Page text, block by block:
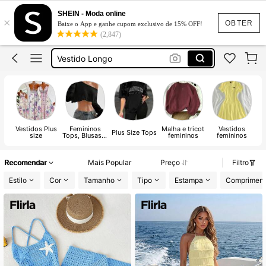
OBTER
×
SHEIN - Moda online
Baixe o App e ganhe cupom exclusivo de 15% OFF!
(2,847)
Vestido Feminino
Vestido
Vestido Longo
Conjunto Feminino
Vestido Feminino
Vestido
Vestidos Plus
size
Femininos
Tops, Blusas & Plus Size Tops Malha e tricot
femininos
Vestidos
femininos
Recomendar Mais Popular Preço
Filtro
Estilo
Cor Tamanho Tipo Estampa